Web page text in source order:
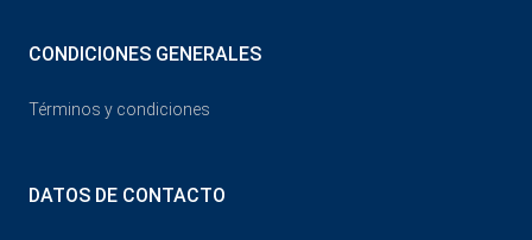
CONDICIONES GENERALES
Términos y condiciones
DATOS DE CONTACTO